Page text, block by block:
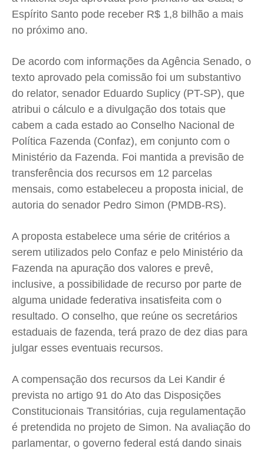
Wanda Sily
Anuncie
Quem Somos
Expediente
Contato
Anuncie
Termos de Uso
Wanda Sily
Anuncie
Quem Somos
Expediente
Contato
Anuncie
Termos de Uso
Wanda Sily
Anuncie
Quem Somos
Expediente
Contato
Anuncie
Termos de Uso
Wanda Sily
Anuncie
Quem Somos
Expediente
Contato
Anuncie
Termos de Uso
Espírito Santo pode receber R$ 1,8 bilhão a mais
no próximo ano.
De acordo com informações da Agência Senado, o
texto aprovado pela comissão foi um substantivo
do relator, senador Eduardo Suplicy (PT-SP), que
atribui o cálculo e a divulgação dos totais que
cabem a cada estado ao Conselho Nacional de
Política Fazenda (Confaz), em conjunto com o
Ministério da Fazenda. Foi mantida a previsão de
transferência dos recursos em 12 parcelas
mensais, como estabeleceu a proposta inicial, de
autoria do senador Pedro Simon (PMDB-RS).
A proposta estabelece uma série de critérios a
serem utilizados pelo Confaz e pelo Ministério da
Fazenda na apuração dos valores e prevê,
inclusive, a possibilidade de recurso por parte de
alguma unidade federativa insatisfeita com o
resultado. O conselho, que reúne os secretários
estaduais de fazenda, terá prazo de dez dias para
julgar esses eventuais recursos.
A compensação dos recursos da Lei Kandir é
prevista no artigo 91 do Ato das Disposições
Constitucionais Transitórias, cuja regulamentação
é pretendida no projeto de Simon. Na avaliação do
parlamentar, o governo federal está dando sinais